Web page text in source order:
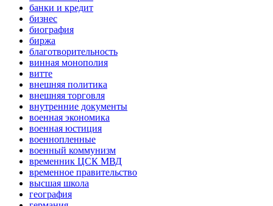
банки и кредит
бизнес
биография
биржа
благотворительность
винная монополия
витте
внешняя политика
внешняя торговля
внутренние документы
военная экономика
военная юстиция
военнопленные
военный коммунизм
временник ЦСК МВД
временное правительство
высшая школа
география